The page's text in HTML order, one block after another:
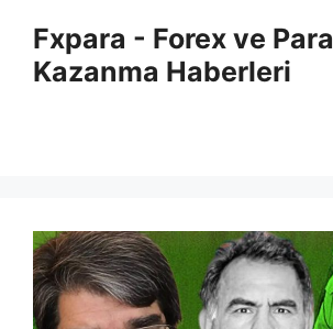
Fxpara - Forex ve Para
Kazanma Haberleri